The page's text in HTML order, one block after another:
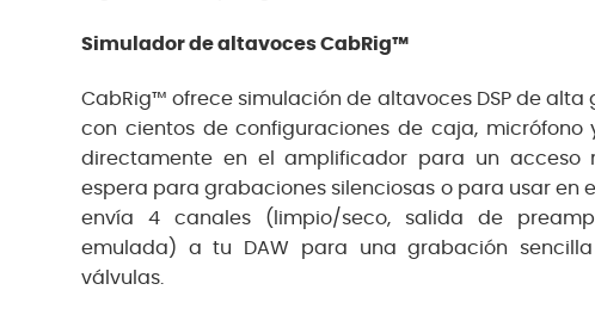
Simulador de altavoces CabRig™
CabRig™ ofrece simulación de altavoces DSP de
con cientos de configuraciones de caja, micrófono
directamente en el amplificador para un acceso
espera para grabaciones silenciosas o para usar en
envía 4 canales (limpio/seco, salida de
emulada) a tu DAW para una grabación
válvulas.